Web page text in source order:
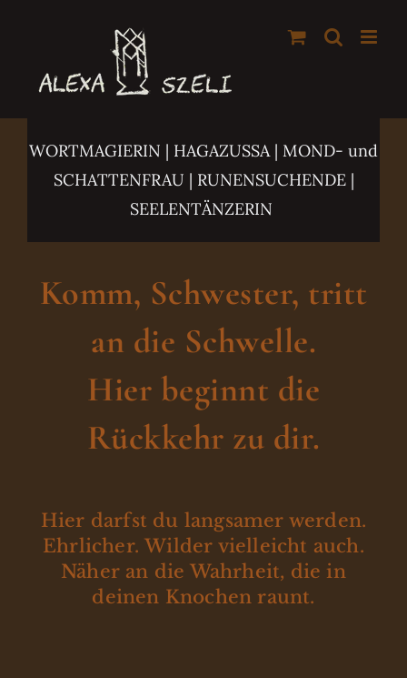
springen
WORTMAGIERIN | HAGAZUSSA | MOND- und
SCHATTENFRAU | RUNENSUCHENDE |
SEELENTÄNZERIN
Komm, Schwester, tritt
an die Schwelle.
Hier beginnt die
Rückkehr zu dir.
Hier darfst du langsamer werden.
Ehrlicher. Wilder vielleicht auch.
Näher an die Wahrheit, die in
deinen Knochen raunt.